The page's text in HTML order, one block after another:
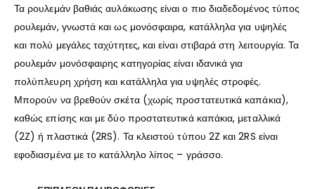
Τα ρουλεμάν βαθιάς αυλάκωσης είναι ο πιο διαδεδομένος τύπος
ρουλεμάν, γνωστά και ως μονόσφαιρα, κατάλληλα για υψηλές
και πολύ μεγάλες ταχύτητες, και είναι στιβαρά στη λειτουργία. Τα
ρουλεμάν μονόσφαιρης κατηγορίας είναι ιδανικά για
πολύπλευρη χρήση και κατάλληλα για υψηλές στροφές.
Μπορούν να βρεθούν σκέτα (χωρίς προστατευτικά καπάκια),
καθώς επίσης και με δύο προστατευτικά καπάκια, μεταλλικά
(2Z) ή πλαστικά (2RS). Τα κλειστού τύπου 2Z και 2RS είναι
εφοδιασμένα με το κατάλληλο λίπος – γράσσο.